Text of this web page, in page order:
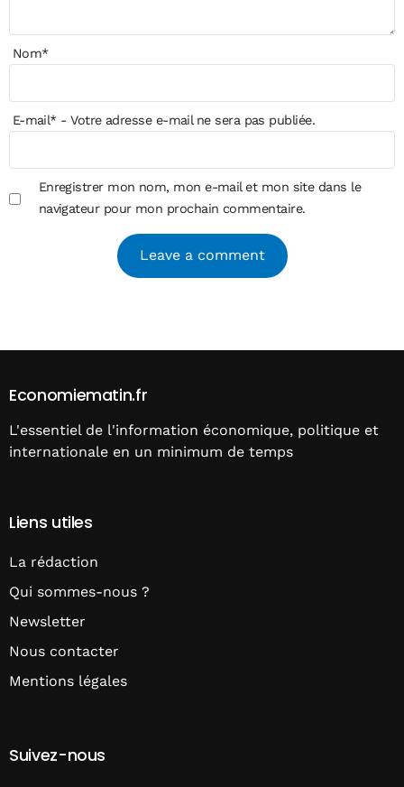
Nom*
E-mail*- Votre adresse e-mail ne sera pas publiée.
Enregistrer mon nom, mon e-mail et mon site dans le
navigateur pour mon prochain commentaire.
Economiematin.fr
L'essentiel de l'information économique, politique et
internationale en un minimum de temps
Liens utiles
La rédaction
Qui sommes-nous ?
Newsletter
Nous contacter
Mentions légales
Suivez-nous